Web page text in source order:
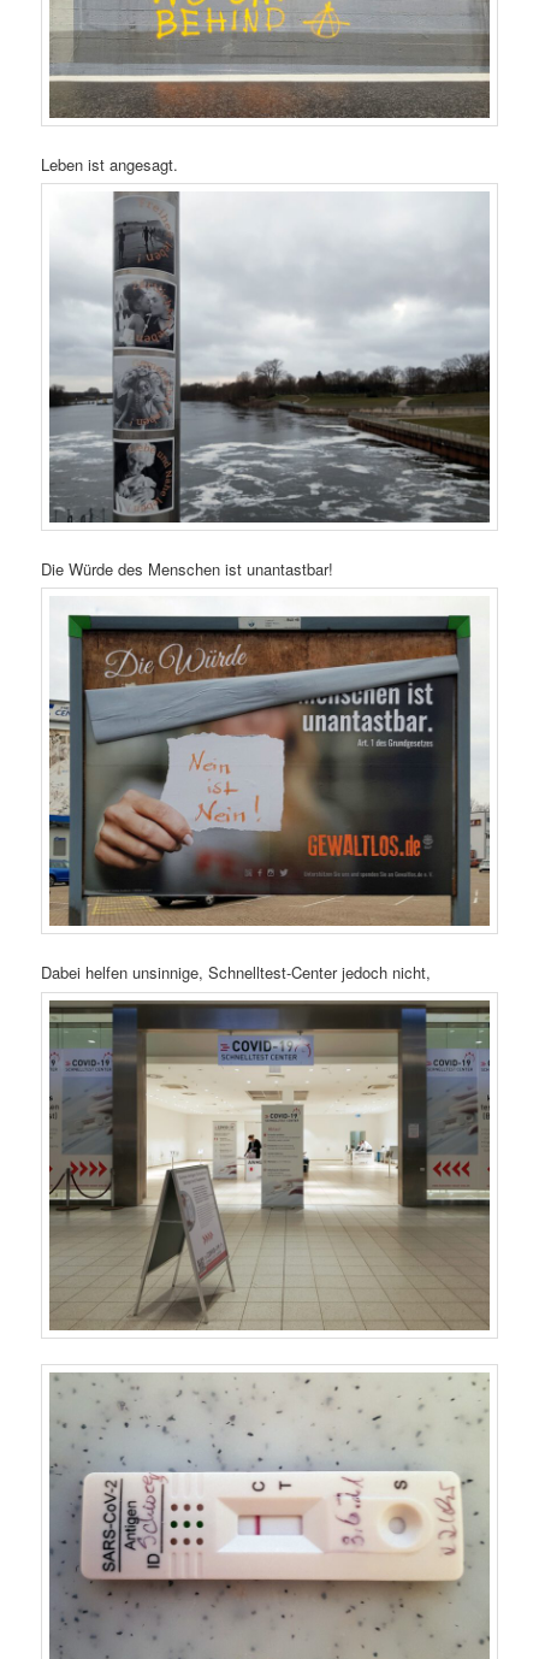
Leben ist angesagt.
Die Würde des Menschen ist unantastbar!
Dabei helfen unsinnige, Schnelltest-Center jedoch nicht,